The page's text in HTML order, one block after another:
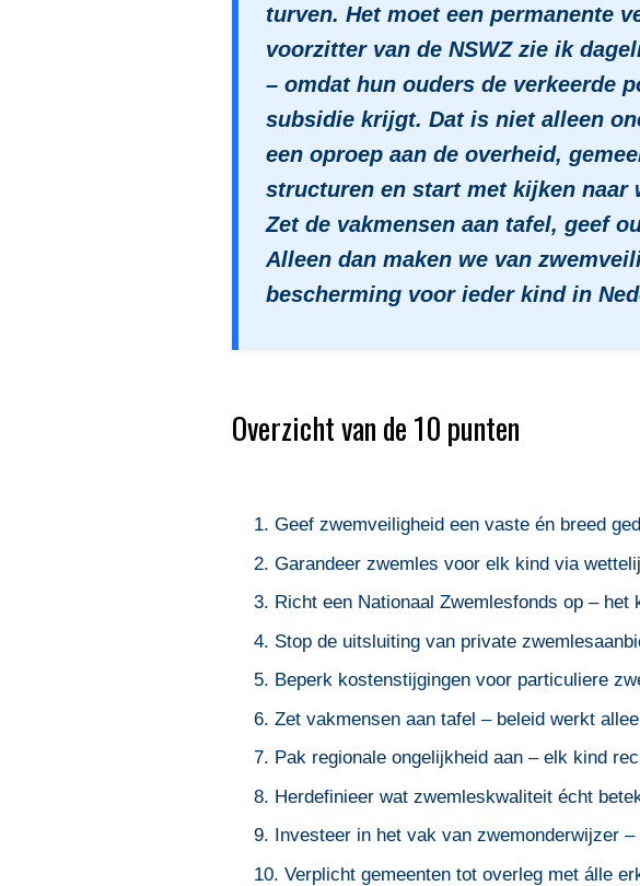
turven. Het moet een permanente
voorzitter van de NSWZ zie ik
– omdat hun ouders de verkeerde
subsidie krijgt. Dat is niet alleen
een oproep aan de overheid,
structuren en start met kijken naar
Zet de vakmensen aan tafel, geef
Alleen dan maken we van
bescherming voor ieder kind in
Overzicht van de 10 punten
1. Geef zwemveiligheid een vaste én breed
2. Garandeer zwemles voor elk kind via
3. Richt een Nationaal Zwemlesfonds op –
4. Stop de uitsluiting van private
5. Beperk kostenstijgingen voor particuliere
6. Zet vakmensen aan tafel – beleid werkt
7. Pak regionale ongelijkheid aan – elk kind
8. Herdefinieer wat zwemleskwaliteit écht
9. Investeer in het vak van zwemonderwijzer
10. Verplicht gemeenten tot overleg met álle